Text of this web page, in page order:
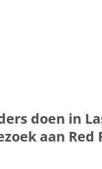
doen in
aan Red